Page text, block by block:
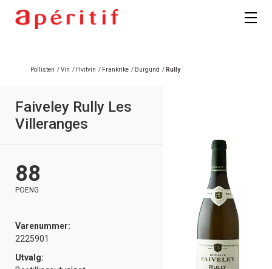
Pollisten /Vin / Hvitvin / Frankrike / Burgund / Rully
Faiveley Rully Les
Villeranges
88
POENG
Varenummer:
2225901
Utvalg: